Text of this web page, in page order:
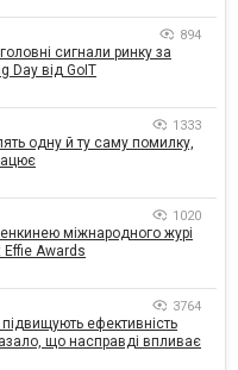
894
сигнали ринку за
Day від GoIT
1333
одну й ту саму помилку,
1020
міжнародного журі
Awards
3764
ефективність
що насправді впливає